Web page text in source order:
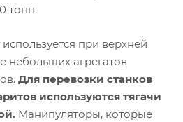
тонн.
при верхней
небольших агрегатов
Для перевозки станков
используются тягачи
Манипуляторы, которые